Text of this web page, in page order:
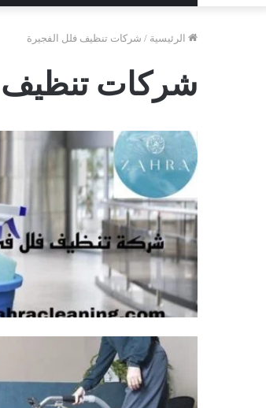
الرئيسية / شركات تنظيف فلل الفجيرة
شركات تنظيف